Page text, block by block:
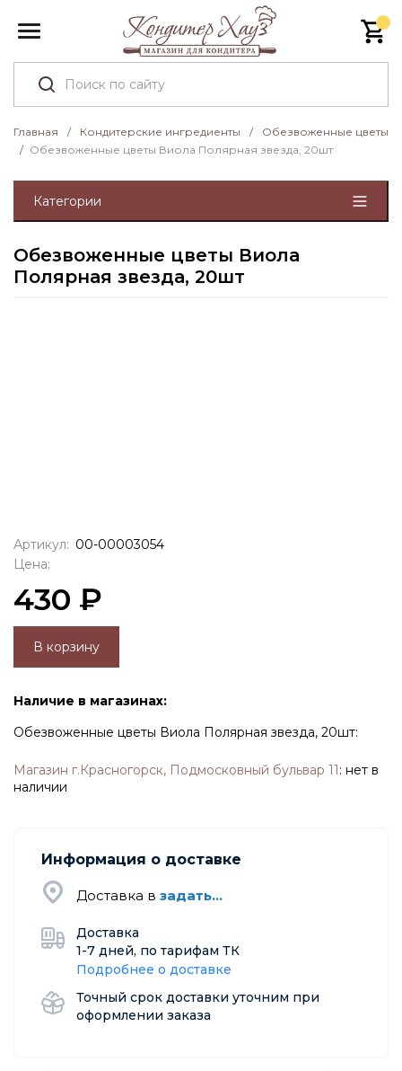
Главная / Кондитерские ингредиенты /
Обезвоженные цветы
/ Обезвоженные цветы Виола Полярная звезда, 20шт
Категории
Обезвоженные цветы Виола
Полярная звезда, 20шт
Артикул: 00-00003054
Цена:
430 ₽
В корзину
Наличие в магазинах:
Обезвоженные цветы Виола Полярная звезда, 20шт:
Магазин г.Красногорск, Подмосковный бульвар 11: нет в
наличии
Информация о доставке
Доставка в задать...
Доставка
1-7 дней, по тарифам ТК
Подробнее о доставке
Точный срок доставки уточним при
оформлении заказа